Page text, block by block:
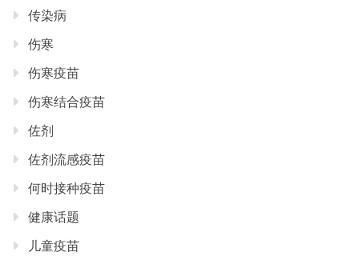
传染病
伤寒
伤寒疫苗
伤寒结合疫苗
佐剂
佐剂流感疫苗
何时接种疫苗
健康话题
儿童疫苗